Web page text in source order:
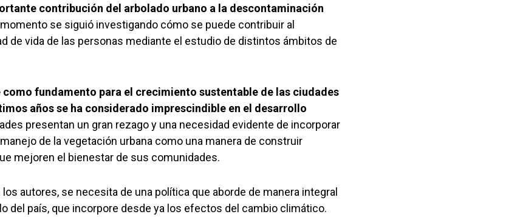
contribución del arbolado urbano a la descontaminación
se siguió investigando cómo se puede contribuir al
de vida de las personas mediante el estudio de distintos ámbitos de
fundamento para el crecimiento sustentable de las ciudades
años se ha considerado imprescindible en el desarrollo
presentan un gran rezago y una necesidad evidente de incorporar
de la vegetación urbana como una manera de construir
mejoren el bienestar de sus comunidades.
los autores, se necesita de una política que aborde de manera integral
del país, que incorpore desde ya los efectos del cambio climático.